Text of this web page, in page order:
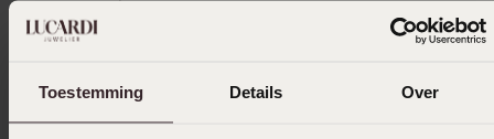
Toestemming Details Over
Filter
07-04-2025 - Conny